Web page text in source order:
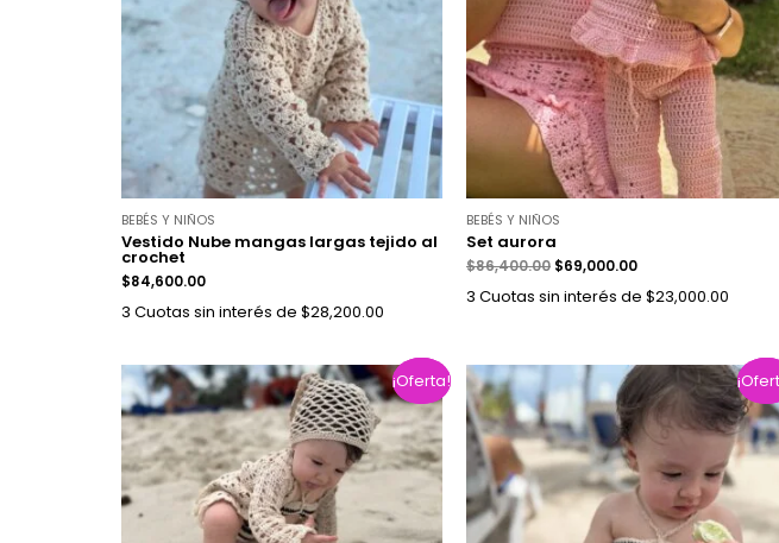
BEBÉS Y NIÑOS
Vestido Nube mangas largas tejido al
crochet
$84,600.00
3 Cuotas sin interés de $28,200.00
BEBÉS Y NIÑOS
Set aurora
$86,400.00 $69,000.00
3 Cuotas sin interés de $23,000.00
¡Oferta!
¡Oferta!